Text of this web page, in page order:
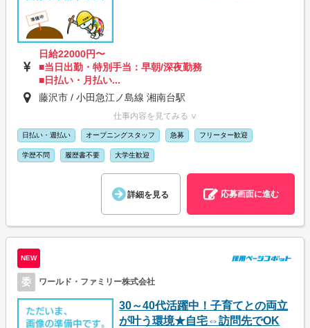
日給22000円〜
■当日出勤・特別手当：早朝/深夜勤務
■日払い・月払い...
藤沢市 / 小田急江ノ島線 湘南台駅
仕事内容を見てみる ∨
日払い・週払い オープニングスタッフ 急募 フリーター歓迎
学歴不問 履歴書不要 大学生歓迎
詳細を見る 応募画面に進む
NEW
委 ワールド・ファミリー株式会社
30～40代活躍中！子育てとの両立
が叶う環境★自宅⇔訪問先でOK